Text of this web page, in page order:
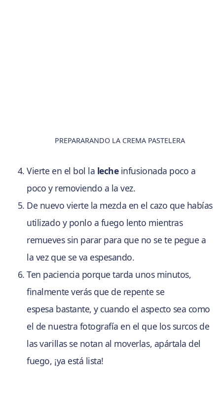
PREPARARANDO LA CREMA PASTELERA
Vierte en el bol la lecheinfusionada poco a
poco y removiendo a la vez.
De nuevo vierte la mezcla en el cazo que habías
utilizado y ponlo a fuego lento mientras
remueves sin parar para que no se te pegue a
la vez que se va espesando.
Ten paciencia porque tarda unos minutos,
finalmente verás que de repente se
espesa bastante, y cuando el aspecto sea como
el de nuestra fotografía en el que los surcos de
las varillas se notan al moverlas, apártala del
fuego, ¡ya está lista!